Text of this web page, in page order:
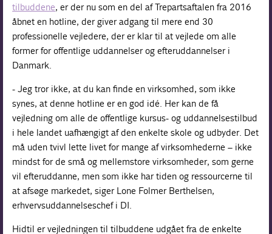
tilbuddene, er der nu som en del af Trepartsaftalen fra 2016
åbnet en hotline, der giver adgang til mere end 30
professionelle vejledere, der er klar til at vejlede om alle
former for offentlige uddannelser og efteruddannelser i
Danmark.
- Jeg tror ikke, at du kan finde en virksomhed, som ikke
synes, at denne hotline er en god idé. Her kan de få
vejledning om alle de offentlige kursus- og uddannelsestilbud
i hele landet uafhængigt af den enkelte skole og udbyder. Det
må uden tvivl lette livet for mange af virksomhederne – ikke
mindst for de små og mellemstore virksomheder, som gerne
vil efteruddanne, men som ikke har tiden og ressourcerne til
at afsøge markedet, siger Lone Folmer Berthelsen,
erhvervsuddannelseschef i DI.
Hidtil er vejledningen til tilbuddene udgået fra de enkelte